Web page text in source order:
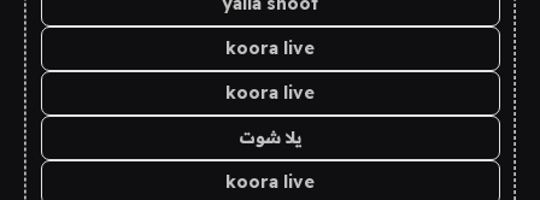
koora live
koora live
يلا شوت
koora live